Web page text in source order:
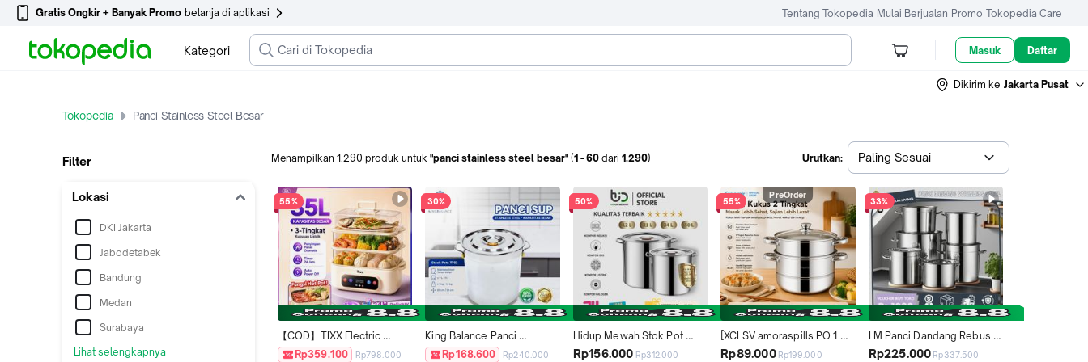
Gratis Ongkir + Banyak Promo belanja di aplikasi Tentang Tokopedia Mulai Berjualan Promo Tokopedia Care
Kategori Masuk Daftar
Dikirim ke Jakarta Pusat
Tokopedia Panci Stainless Steel Besar
Filter
Lokasi
DKI Jakarta
Jabodetabek
Bandung
Medan
Surabaya
Lihat selengkapnya
Menampilkan 1.290 produk untuk "panci stainless steel besar" (1 -60 dari 1.290) Urutkan: Paling Sesuai
55%
【COD】TIXX Electric
Steamer 35L Kukusan
Rp359.100 Rp798.000
30%
King Balance Panci
Stockpot TT02 Stainless
Rp168.600 Rp240.000
50%
Hidup Mewah Stok Pot
30cm Besar Tebal Panci
Rp156.000 Rp312.000
55%
PreOrder
[XCLSV amoraspills PO 1
MEI] freemir Panci Kukus 2
Rp89.000Rp199.000
33%
LM Panci Dandang Rebus
304 Stainless Steel
Rp225.000Rp337.500